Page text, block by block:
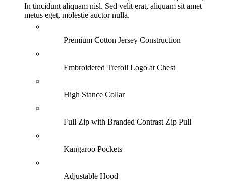
In tincidunt aliquam nisl. Sed velit erat, aliquam sit amet
metus eget, molestie auctor nulla.
Premium Cotton Jersey Construction
Embroidered Trefoil Logo at Chest
High Stance Collar
Full Zip with Branded Contrast Zip Pull
Kangaroo Pockets
Adjustable Hood